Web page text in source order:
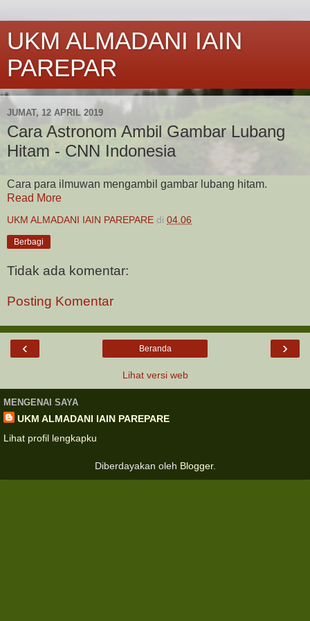
UKM ALMADANI IAIN
PAREPAR
JUMAT, 12 APRIL 2019
Cara Astronom Ambil Gambar Lubang
Hitam - CNN Indonesia
Cara para ilmuwan mengambil gambar lubang hitam.
Read More
UKM ALMADANI IAIN PAREPARE di 04.06
Berbagi
Tidak ada komentar:
Posting Komentar
‹ ›
Beranda
Lihat versi web
MENGENAI SAYA
UKM ALMADANI IAIN PAREPARE
Lihat profil lengkapku
Diberdayakan oleh Blogger.